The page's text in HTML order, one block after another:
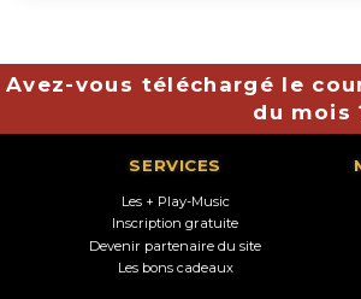
Avez-vous téléchargé le
du mois
SERVICES
Les + Play-Music
Inscription gratuite
Devenir partenaire du site
Les bons cadeaux